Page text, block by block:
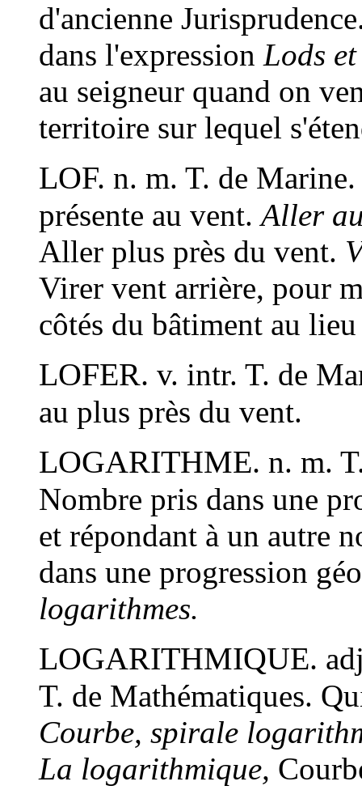
d'ancienne Jurisprudence
dans l'expression Lods
au seigneur quand on
territoire sur lequel
LOF. n. m. T. de Marine
présente au vent.Aller
Aller plus près du vent.
Virer vent arrière, pour
côtés du bâtiment au
LOFER. v. intr. T. de
au plus près du vent.
LOGARITHME. n. m.
Nombre pris dans une
et répondant à un autre
dans une progression
logarithmes.
LOGARITHMIQUE.
T. de Mathématiques.
Courbe, spirale
La logarithmique,